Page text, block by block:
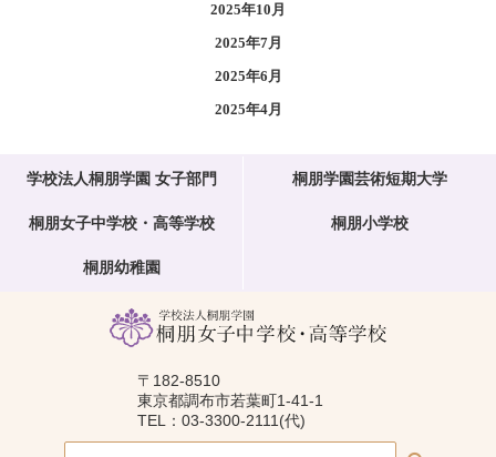
2025年10月
2025年7月
2025年6月
2025年4月
学校法人桐朋学園 女子部門 桐朋学園芸術短期大学
桐朋女子中学校・高等学校 桐朋小学校
桐朋幼稚園
〒182-8510
東京都調布市若葉町1-41-1
TEL：03-3300-2111(代)